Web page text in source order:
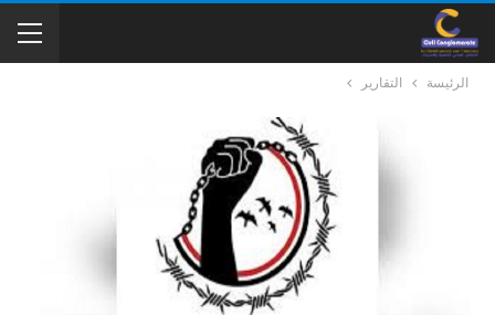
الرئيسة التقارير